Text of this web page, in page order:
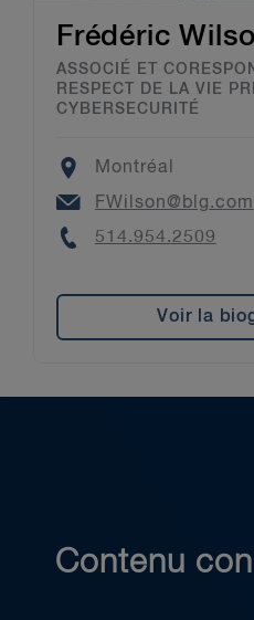
Frédéric
ASSOCIÉ ET
RESPECT DE LA VIE
CYBERSECURITÉ
Location
Montréal
Email
FWilson@blg.com
Phone
514.954.2509
Voir la
Contenu